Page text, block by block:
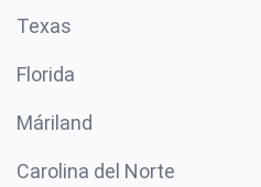
Texas
Florida
Máriland
Carolina del Norte